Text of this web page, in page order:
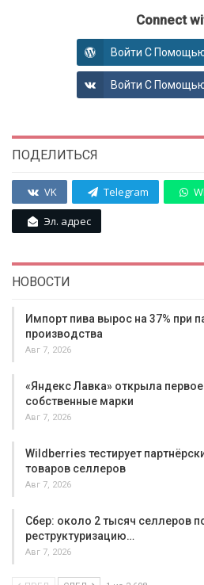
Connect
Войти С
Войти С
ПОДЕЛИТЬСЯ
VK Telegram
Эл. адрес
НОВОСТИ
Импорт пива вырос на 37% при
производства
Авг 7, 2026
«Яндекс Лавка» открыла
собственные марки
Авг 7, 2026
Wildberries тестирует
товаров селлеров
Авг 7, 2026
Сбер: около 2 тысяч селлеров
реструктуризацию…
Авг 7, 2026